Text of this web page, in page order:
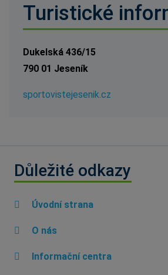
Turistické
Dukelská 436/15
790 01 Jeseník
sportovistejesenik.cz
Důležité odkazy
Úvodní strana
O nás
Informační centra